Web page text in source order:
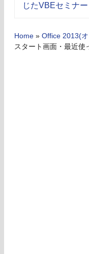
じたVBEセミナー
Home » Office 2013(
スタート画面・最近使